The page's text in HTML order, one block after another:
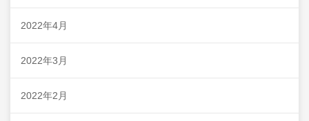
2022年4月
2022年3月
2022年2月